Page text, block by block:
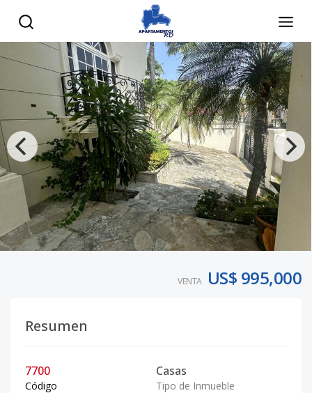
VENTA US$ 995,000
Resumen
7700
Código
Casas
Tipo de Inmueble